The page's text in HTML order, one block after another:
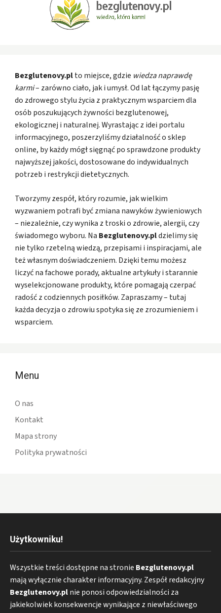
Bezglutenovy.plto miejsce, gdzie wiedza naprawdę
karmi– zarówno ciało, jak i umysł. Od lat łączymy pasję
do zdrowego stylu życia z praktycznym wsparciem dla
osób poszukujących żywności bezglutenowej,
ekologicznej i naturalnej. Wyrastając z idei portalu
informacyjnego, poszerzyliśmy działalność o sklep
online, by każdy mógł sięgnąć po sprawdzone produkty
najwyższej jakości, dostosowane do indywidualnych
potrzeb i restrykcji dietetycznych.
Tworzymy zespół, który rozumie, jak wielkim
wyzwaniem potrafi być zmiana nawyków żywieniowych
– niezależnie, czy wynika z troski o zdrowie, alergii, czy
świadomego wyboru. Na Bezglutenovy.pldzielimy się
nie tylko rzetelną wiedzą, przepisami i inspiracjami, ale
też własnym doświadczeniem. Dzięki temu możesz
liczyć na fachowe porady, aktualne artykuły i starannie
wyselekcjonowane produkty, które pomagają czerpać
radość z codziennych posiłków. Zapraszamy – tutaj
każda decyzja o zdrowiu spotyka się ze zrozumieniem i
wsparciem.
Menu
O nas
Kontakt
Mapa strony
Polityka prywatności
Użytkowniku!
Wszystkie treści dostępne na stronie Bezglutenovy.pl
mają wyłącznie charakter informacyjny. Zespół redakcyjny
Bezglutenovy.plnie ponosi odpowiedzialności za
jakiekolwiek konsekwencje wynikające z niewłaściwego